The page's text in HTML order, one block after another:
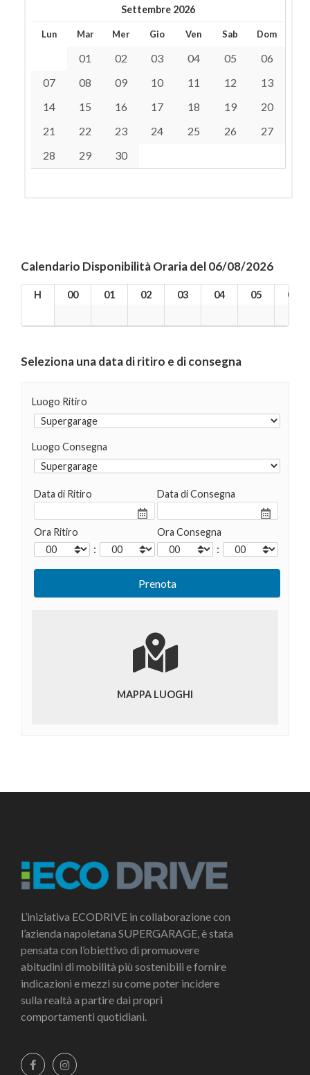
Settembre 2026
Lun Mar Mer Gio Ven Sab Dom
01 02 03 04 05
06
07
08 09 10 11 12
13
14
15 16 17 18 19
20
21
22 23 24 25 26
27
28
29 30
Calendario Disponibilità Oraria del 06/08/2026
H 00 01 02 03 04 05 06
Seleziona una data di ritiro e di consegna
Luogo Ritiro
Luogo Consegna
Data di Ritiro
Ora Ritiro
:
Data di Consegna
Ora Consegna
:
MAPPA LUOGHI
L’iniziativa ECODRIVE in collaborazione con
l’azienda napoletana SUPERGARAGE, è stata
pensata con l’obiettivo di promuovere
abitudini di mobilità più sostenibili e fornire
indicazioni e mezzi su come poter incidere
sulla realtà a partire dai propri
comportamenti quotidiani.